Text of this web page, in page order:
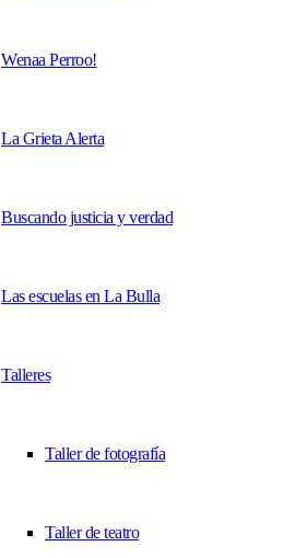
Wenaa Perroo!
La Grieta Alerta
Buscando justicia y verdad
Las escuelas en La Bulla
Talleres
Taller de fotografía
Taller de teatro